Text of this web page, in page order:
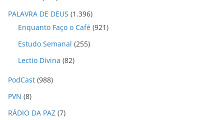
PALAVRA DE DEUS (1.396)
Enquanto Faço o Café (921)
Estudo Semanal (255)
Lectio Divina (82)
PodCast (988)
PVN (8)
RÁDIO DA PAZ (7)